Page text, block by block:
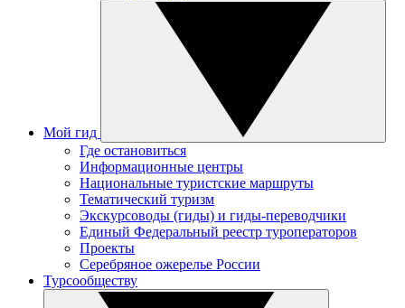
Мой гид
Где остановиться
Информационные центры
Национальные туристские маршруты
Тематический туризм
Экскурсоводы (гиды) и гиды-переводчики
Единый Федеральный реестр туроператоров
Проекты
Серебряное ожерелье России
Турсообществу